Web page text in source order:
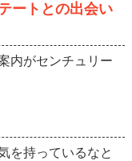
ートとの出会い
内がセンチュリー
を持っているなと